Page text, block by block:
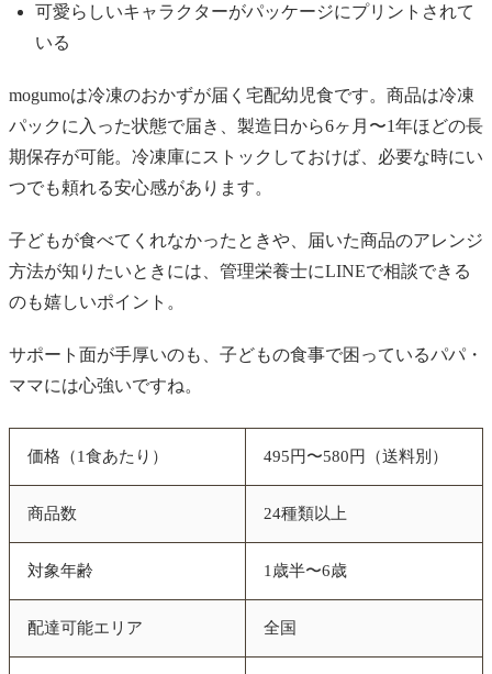
可愛らしいキャラクターがパッケージにプリントされて
いる
mogumoは冷凍のおかずが届く宅配幼児食です。商品は冷凍
パックに入った状態で届き、製造日から6ヶ月〜1年ほどの長
期保存が可能。冷凍庫にストックしておけば、必要な時にい
つでも頼れる安心感があります。
子どもが食べてくれなかったときや、届いた商品のアレンジ
方法が知りたいときには、管理栄養士にLINEで相談できる
のも嬉しいポイント。
サポート面が手厚いのも、子どもの食事で困っているパパ・
ママには心強いですね。
価格（1食あたり） 495円〜580円（送料別）
商品数 24種類以上
対象年齢 1歳半〜6歳
配達可能エリア 全国